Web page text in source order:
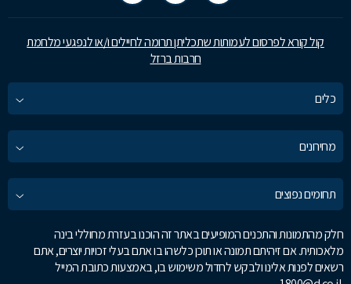
קול קורא לפרסום לעמותות שתכליתן תרומה לחיילים ו/או לנפגעי מלחמת
חרבות ברזל
כלים
מחירונים
תחומים נפוצים
חלק מהתמונות והתכנים המופיעים באתר זה הוכנו בעזרת מחוללי בינה
מלאכותית. אם זיהיתם תמונה או תוכן כלשהו בו אתם בעלי זכויות יוצרים, אתם
רשאים לפנות אלינו ולבקש לחדול משימוש בו, באמצעות כתובת המייל